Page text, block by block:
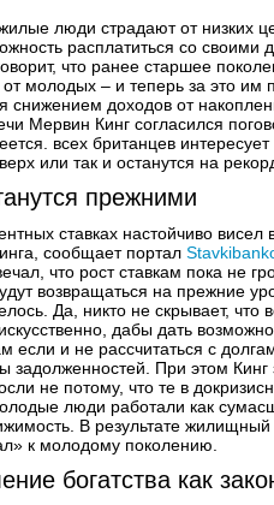
люди страдают от низких
расплатиться со своими
что ранее старшее
молодых – и теперь за это им
снижением доходов от
Мервин Кинг согласился
всех британцев
или так и останутся на
прежними
ставках настойчиво висел
сообщает портал
что рост ставкам пока не
возвращаться на прежние
Да, никто не скрывает, что
дабы дать
если и не рассчитаться с
задолженностей. При этом Кинг
не потому, что те в
люди работали как
В результате
к молодому поколению.
богатства как